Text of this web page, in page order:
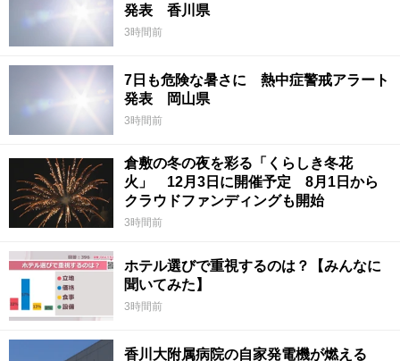
発表 香川県
3時間前
7日も危険な暑さに 熱中症警戒アラート
発表 岡山県
3時間前
倉敷の冬の夜を彩る「くらしき冬花
火」 12月3日に開催予定 8月1日から
クラウドファンディングも開始
3時間前
ホテル選びで重視するのは？【みんなに
聞いてみた】
3時間前
香川大附属病院の自家発電機が燃える